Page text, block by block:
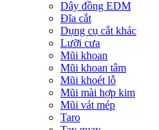
Dây đồng EDM
Đĩa cắt
Dụng cụ cắt khác
Lưỡi cưa
Mũi khoan
Mũi khoan tâm
Mũi khoét lỗ
Mũi mài hợp kim
Mũi vát mép
Taro